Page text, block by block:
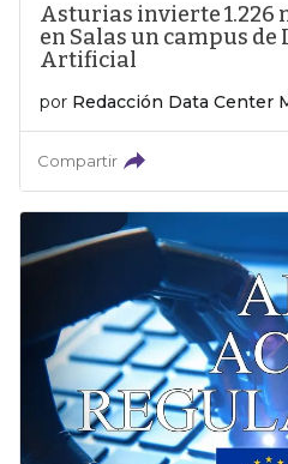
Asturias invierte 1.226
en Salas un campus
Artificial
por Redacción Data Center
Compartir